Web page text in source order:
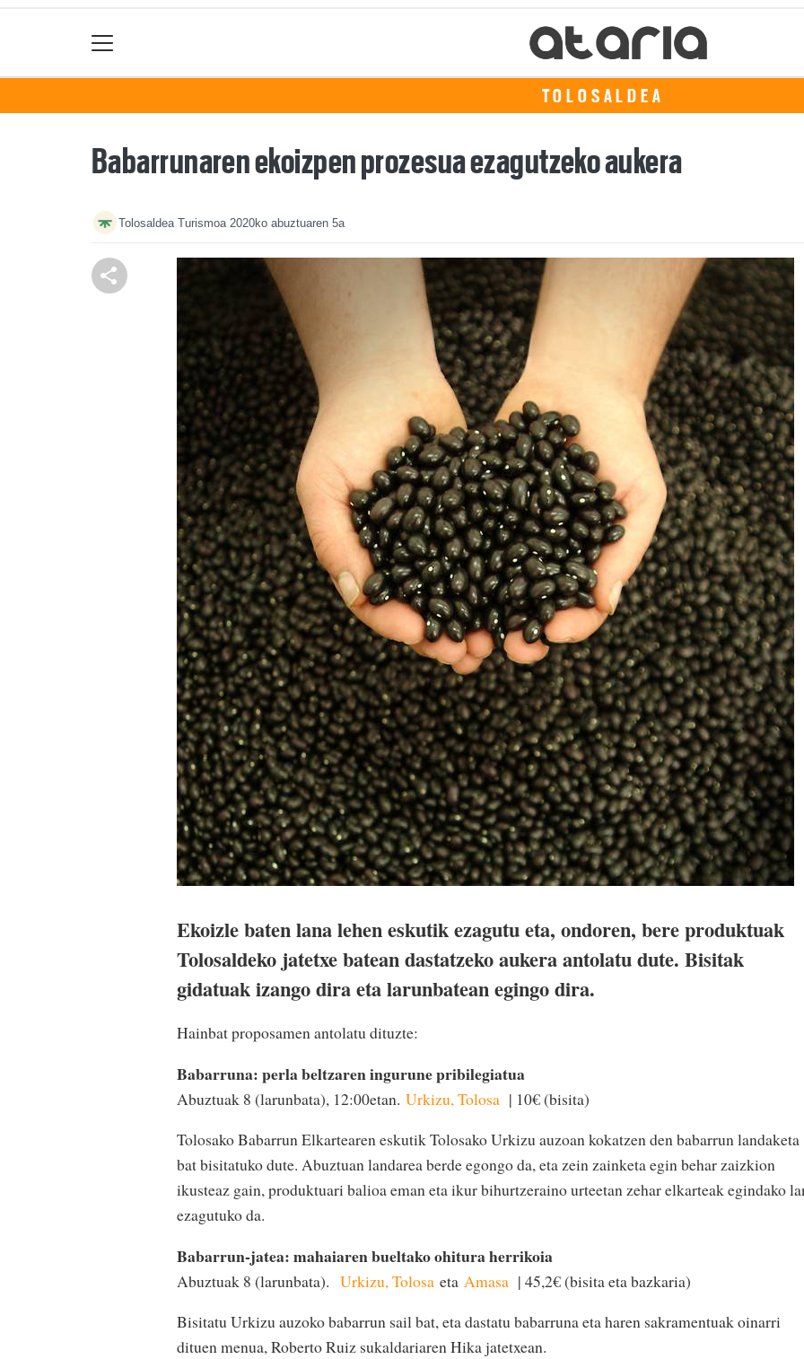
TOLOSALDEA
Babarrunaren ekoizpen prozesua ezagutzeko aukera
Tolosaldea Turismoa 2020ko abuztuaren 5a
Ekoizle baten lana lehen eskutik ezagutu eta, ondoren, bere produktuak
Tolosaldeko jatetxe batean dastatzeko aukera antolatu dute. Bisitak
gidatuak izango dira eta larunbatean egingo dira.
Hainbat proposamen antolatu dituzte:
Babarruna: perla beltzaren ingurune pribilegiatua
Abuztuak 8 (larunbata), 12:00etan. Urkizu, Tolosa | 10€ (bisita)
Tolosako Babarrun Elkartearen eskutik Tolosako Urkizu auzoan kokatzen den babarrun landaketa
bat bisitatuko dute. Abuztuan landarea berde egongo da, eta zein zainketa egin behar zaizkion
ikusteaz gain, produktuari balioa eman eta ikur bihurtzeraino urteetan zehar elkarteak egindako
ezagutuko da.
Babarrun-jatea: mahaiaren bueltako ohitura herrikoia
Abuztuak 8 (larunbata). Urkizu, Tolosa eta Amasa | 45,2€ (bisita eta bazkaria)
Bisitatu Urkizu auzoko babarrun sail bat, eta dastatu babarruna eta haren sakramentuak oinarri
dituen menua, Roberto Ruiz sukaldariaren Hika jatetxean.